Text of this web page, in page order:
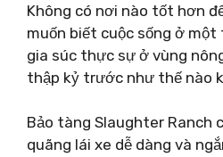
Không có nơi nào tốt hơn
muốn biết cuộc sống ở
gia súc thực sự ở vùng
thập kỷ trước như thế nào
Bảo tàng Slaughter Ranch
quãng lái xe dễ dàng và